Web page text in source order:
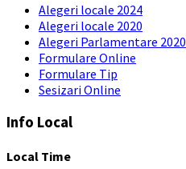
Alegeri locale 2024
Alegeri locale 2020
Alegeri Parlamentare 2020
Formulare Online
Formulare Tip
Sesizari Online
Info Local
Local Time